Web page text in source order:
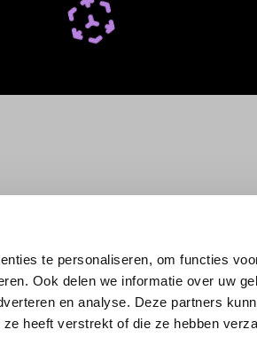
te personaliseren, om functies
Ook delen we informatie over uw
en analyse. Deze partners
heeft verstrekt of die ze hebben